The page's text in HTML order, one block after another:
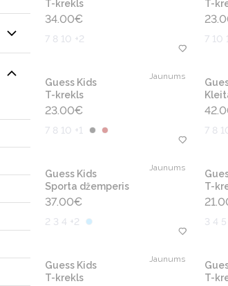
T-krekls
34.00€
7 8 10 +2
T-
7 10
Jaunums
Guess Kids
T-krekls
23.00€
7 8 10 +1 7 8
Jaunums
Guess Kids
Sporta džemperis
37.00€
2 3 4 +2
T-
3 4 5
Jaunums
Guess Kids
T-krekls
T-